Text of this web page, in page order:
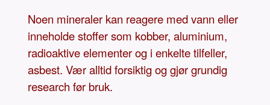
Noen mineraler kan reagere med vann eller
inneholde stoffer som kobber, aluminium,
radioaktive elementer og i enkelte tilfeller,
asbest. Vær alltid forsiktig og gjør grundig
research før bruk.